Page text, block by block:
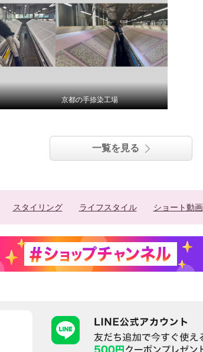
京都の手捺染工場
一覧を見る
スタイリング ライフスタイル ショート動画